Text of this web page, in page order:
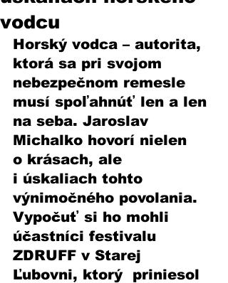
vodcu
Horský vodca – autorita,
ktorá sa pri svojom
nebezpečnom remesle
musí spoľahnúť len a len
na seba. Jaroslav
Michalko hovorí nielen
o krásach, ale
i úskaliach tohto
výnimočného povolania.
Vypočuť si ho mohli
účastníci festivalu
ZDRUFF v Starej
Ľubovni, ktorý  priniesol